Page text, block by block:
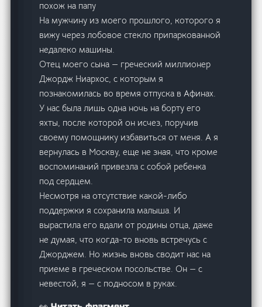
похож на папу
На мужчину из моего прошлого, которого я
вижу через лобовое стекло припаркованной
недалеко машины.
Отец моего сына — греческий миллионер
Джордж Ниархос, с которым я
познакомилась во время отпуска в Афинах.
У нас была лишь одна ночь на борту его
яхты, после которой он исчез, поручив
своему помощнику избавиться от меня. А я
вернулась в Москву, еще не зная, что кроме
воспоминаний привезла с собой ребенка
под сердцем.
Несмотря на отсутствие какой-либо
поддержки я сохранила малыша. И
вырастила его вдали от родины отца, даже
не думая, что когда-то вновь встречусь с
Джорджем. Но жизнь вновь сводит нас на
приеме в греческом посольстве. Он — с
невестой, я — с подносом в руках.